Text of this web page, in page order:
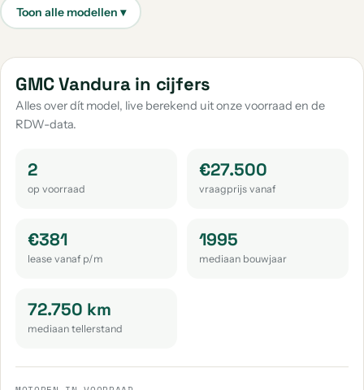
GMC Vandura in cijfers
Alles over dít model, live berekend uit onze voorraad en de
RDW-data.
2
op voorraad
€27.500
vraagprijs vanaf
€381
lease vanaf p/m
1995
mediaan bouwjaar
72.750 km
mediaan tellerstand